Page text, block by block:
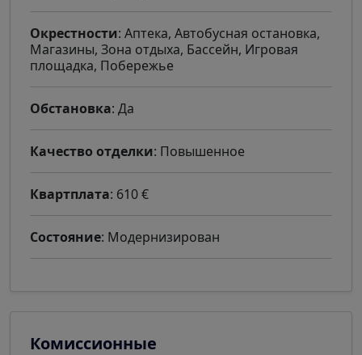
Окрестности: Аптека, Автобусная остановка,
Магазины, Зона отдыха, Бассейн, Игровая
площадка, Побережье
Обстановка: Да
Качество отделки: Повышенное
Квартплата: 610 €
Состояние: Модернизирован
Комиссионные